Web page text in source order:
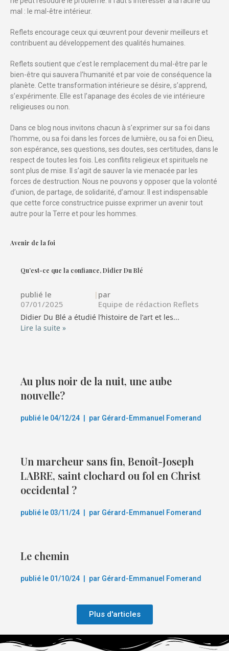
mal : le mal-être intérieur.
Reflets encourage ceux qui œuvrent pour devenir meilleurs et
contribuent au développement des qualités humaines.
Reflets soutient que c’est le remplacement du mal-être par le
bien-être qui sauvera l’humanité et par voie de conséquence la
planète. Cette transformation intérieure se désire, s’apprend,
s’expérimente. Elle est l’apanage des écoles de vie intérieure
religieuses ou non.
Dans ce blog nous invitons chacun à s’exprimer sur sa foi dans
l’homme, ou sa foi dans les forces de lumière, ou sa foi en Dieu,
son espérance, ses questions, ses doutes, ses certitudes, dans le
respect de toutes les fois. Les conflits religieux et spirituels ne
sont plus de mise. Il s’agit de sauver la vie menacée par les
forces de destruction. Nous ne pouvons y opposer que la volonté
d’union, de partage, de solidarité, d’amour. Il est indispensable
que cette force constructrice puisse exprimer un avenir tout
autre pour la Terre et pour les hommes.
Avenir de la foi
Qu’est-ce que la confiance, Didier Du Blé
publié le
07/01/2025
| par
Equipe de rédaction Reflets
Didier Du Blé a étudié l’histoire de l’art et les...
Lire la suite »
Au plus noir de la nuit, une aube
nouvelle?
publié le 04/12/24 par Gérard-Emmanuel Fomerand
Un marcheur sans fin, Benoît-Joseph
LABRE, saint clochard ou fol en Christ
occidental ?
publié le 03/11/24 par Gérard-Emmanuel Fomerand
Le chemin
publié le 01/10/24 par Gérard-Emmanuel Fomerand
Plus d'articles